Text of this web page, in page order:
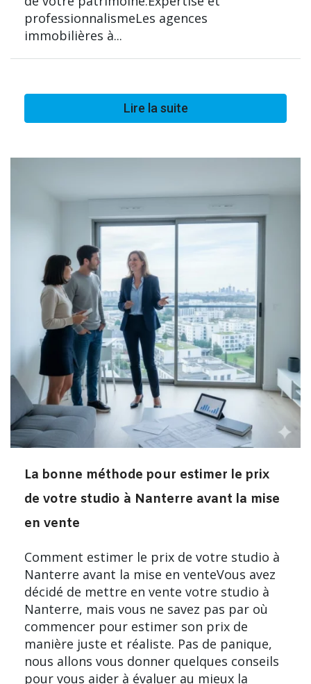
professionnalismeLes agences
immobilières à...
Lire la suite
La bonne méthode pour estimer le prix
de votre studio à Nanterre avant la mise
en vente
Comment estimer le prix de votre studio à
Nanterre avant la mise en venteVous avez
décidé de mettre en vente votre studio à
Nanterre, mais vous ne savez pas par où
commencer pour estimer son prix de
manière juste et réaliste. Pas de panique,
nous allons vous donner quelques conseils
pour vous aider à évaluer au mieux la